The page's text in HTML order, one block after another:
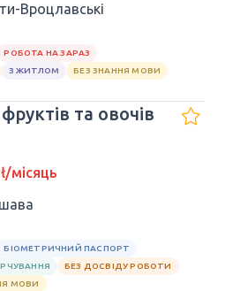
Вроцлавські
РОБОТА НА ЗАРАЗ
З ЖИТЛОМ БЕЗ ЗНАННЯ МОВИ
та овочів
місяць
БІОМЕТРИЧНИЙ ПАСПОРТ
БЕЗ ДОСВІДУ РОБОТИ
МОВИ